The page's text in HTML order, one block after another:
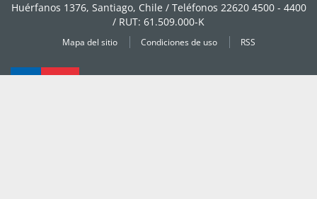
Huérfanos 1376, Santiago, Chile / Teléfonos 22620 4500 - 4400
/ RUT: 61.509.000-K
Mapa del sitio Condiciones de uso RSS